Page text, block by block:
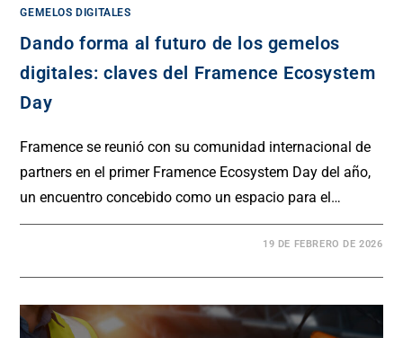
GEMELOS DIGITALES
Dando forma al futuro de los gemelos
digitales: claves del Framence Ecosystem
Day
Framence se reunió con su comunidad internacional de
partners en el primer Framence Ecosystem Day del año,
un encuentro concebido como un espacio para el…
19 DE FEBRERO DE 2026